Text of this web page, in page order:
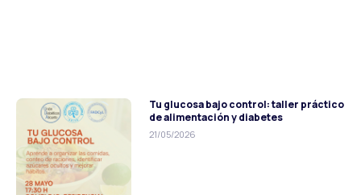
Tu glucosa bajo control: taller práctico
de alimentación y diabetes
21/05/2026